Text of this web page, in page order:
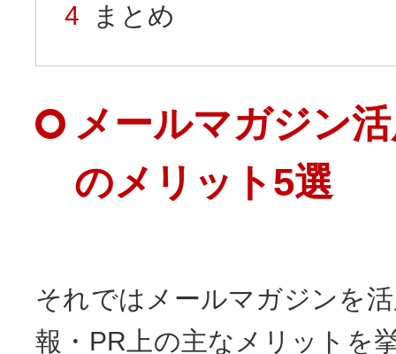
まとめ
メールマガジン
のメリット5選
それではメールマガジンを
報・PR上の主なメリットを